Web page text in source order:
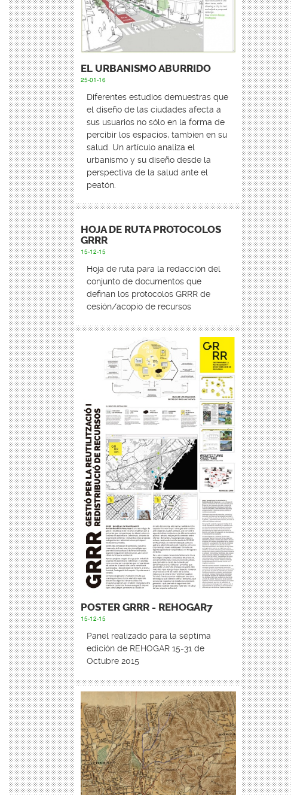
EL URBANISMO ABURRIDO
25-01-16
Diferentes estudios demuestras que
el diseño de las ciudades afecta a
sus usuarios no sólo en la forma de
percibir los espacios, tambien en su
salud. Un artículo analiza el
urbanismo y su diseño desde la
perspectiva de la salud ante el
peatón.
HOJA DE RUTA PROTOCOLOS
GRRR
15-12-15
Hoja de ruta para la redacción del
conjunto de documentos que
definan los protocolos GRRR de
cesión/acopio de recursos
POSTER GRRR - REHOGAR7
15-12-15
Panel realizado para la séptima
edición de REHOGAR 15-31 de
Octubre 2015